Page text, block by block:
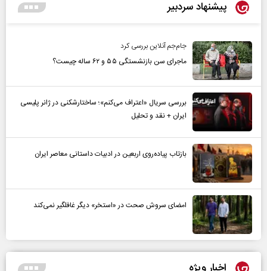
پیشنهاد سردبیر
جام‌جم آنلاین بررسی کرد
ماجرای سن بازنشستگی ۵۵ و ۶۲ ساله چیست؟
بررسی سریال «اعتراف می‌کنم»؛ ساختارشکنی در ژانر پلیسی
ایران + نقد و تحلیل
بازتاب پیاده‌روی اربعین در ادبیات داستانی معاصر ایران
امضای سروش صحت در «استخر» دیگر غافلگیر نمی‌کند